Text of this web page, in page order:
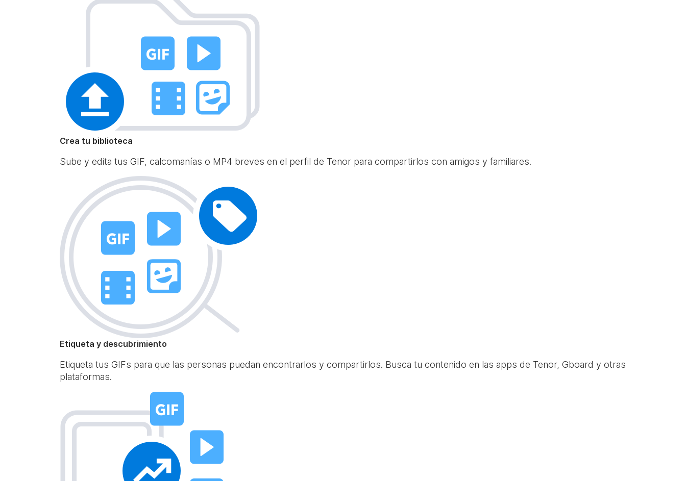
Crea tu biblioteca
Sube y edita tus GIF, calcomanías o MP4 breves en el perfil de Tenor para compartirlos con amigos y familiares.
Etiqueta y descubrimiento
Etiqueta tus GIFs para que las personas puedan encontrarlos y compartirlos. Busca tu contenido en las apps de Tenor, Gboard y otras
plataformas.